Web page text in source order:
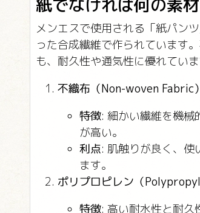
紙でなければ何の素
メンエスで使用される「紙パン
った合成繊維で作られています
も、耐久性や通気性に優れてい
不織布（Non-woven Fabric）
特徴: 細かい繊維を機
が高い。
利点: 肌触りが良く、使
ます。
ポリプロピレン（
特徴: 高い耐水性と耐久